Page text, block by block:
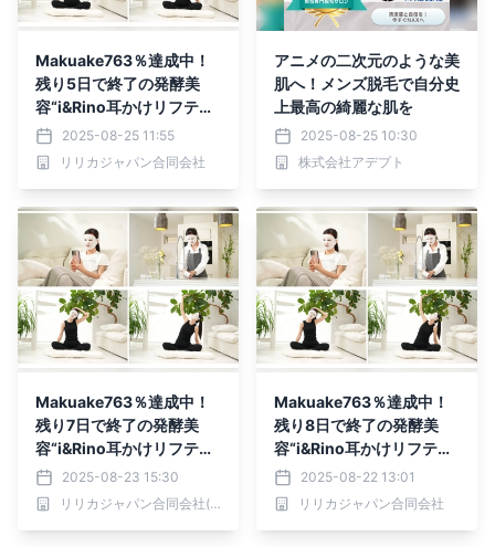
Makuake763％達成中！
残り5日で終了の発酵美
容“i&Rino耳かけリフティ
ングパック”
2025-08-25 11:55
リリカジャパン合同会社
アニメの二次元のような美
肌へ！メンズ脱毛で自分史
上最高の綺麗な肌を
2025-08-25 10:30
株式会社アデプト
Makuake763％達成中！
残り7日で終了の発酵美
容“i&Rino耳かけリフティ
ングパック”
2025-08-23 15:30
リリカジャパン合同会社(マーケティング用)
Makuake763％達成中！
残り8日で終了の発酵美
容“i&Rino耳かけリフティ
ングパック”
2025-08-22 13:01
リリカジャパン合同会社